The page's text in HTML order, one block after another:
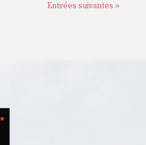
Entrées suivantes »